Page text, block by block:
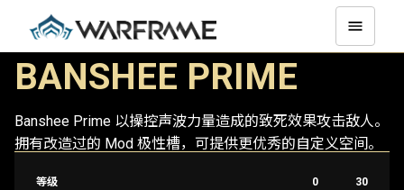
BANSHEE PRIME
Banshee Prime 以操控声波力量造成的致死效果攻击敌人。
拥有改造过的 Mod 极性槽，可提供更优秀的自定义空间。
等级 0 30